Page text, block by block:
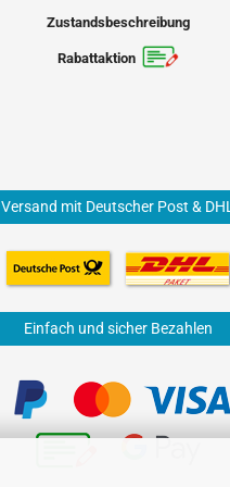
Zustandsbeschreibung
Rabattaktion
Versand mit Deutscher Post & DHL
Einfach und sicher Bezahlen